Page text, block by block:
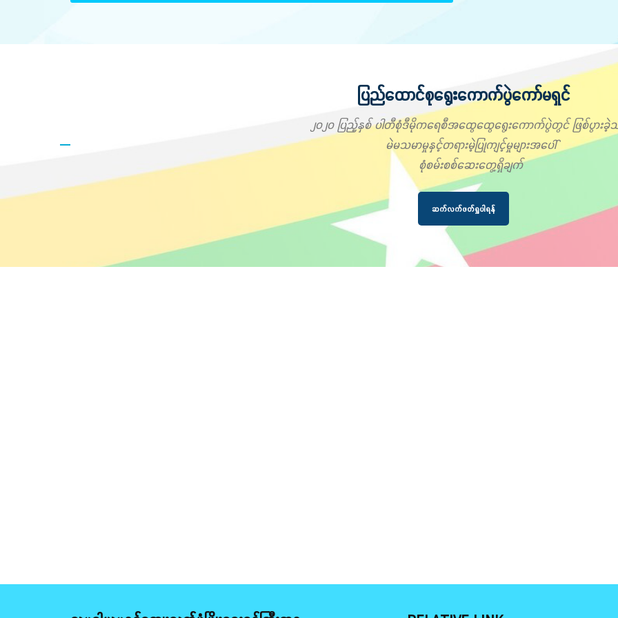
ပြည်ထောင်စုရွေးကောက်ပွဲကော်မရှင်
၂၀၂၀ ပြည့်နှစ် ပါတီစုံဒီမိုကရေစီအထွေထွေရွေးကောက်ပွဲတွင် ဖြစ်ပွား
မဲမသမာမှုနှင့်တရားမဲ့ပြုကျင့်မှုများအပေါ်
စုံစမ်းစစ်ဆေးတွေ့ရှိချက်
ဆက်လက်ဖတ်ရှုပါရန်